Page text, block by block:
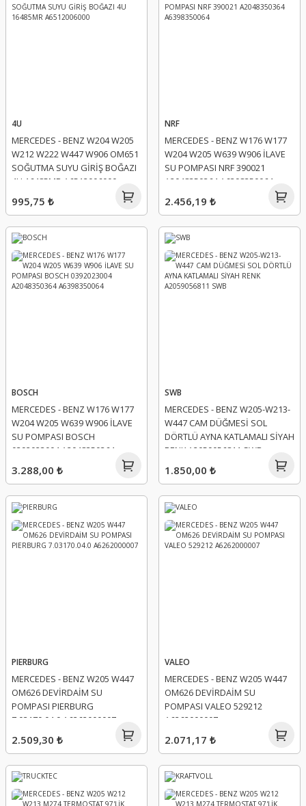
4U
MERCEDES - BENZ W204 W205
W212 W222 W447 W906 OM651
SOĞUTMA SUYU GİRİŞ BOĞAZI
4U 16485MR A6512006000
995,75 ₺
NRF
MERCEDES - BENZ W176 W177
W204 W205 W639 W906 İLAVE
SU POMPASI NRF 390021
A2048350364 A6398350064
2.456,19 ₺
BOSCH
MERCEDES - BENZ W176 W177
W204 W205 W639 W906 İLAVE
SU POMPASI BOSCH
0392023004 A2048350364
A6398350064
3.288,00 ₺
SWB
MERCEDES - BENZ W205-W213-
W447 CAM DÜĞMESİ SOL
DÖRTLÜ AYNA KATLAMALI SİYAH
RENK A2059056811 SWB
1.850,00 ₺
PIERBURG
MERCEDES - BENZ W205 W447
OM626 DEVİRDAİM SU
POMPASI PIERBURG
7.03170.04.0 A6262000007
2.509,30 ₺
VALEO
MERCEDES - BENZ W205 W447
OM626 DEVİRDAİM SU
POMPASI VALEO 529212
A6262000007
2.071,17 ₺